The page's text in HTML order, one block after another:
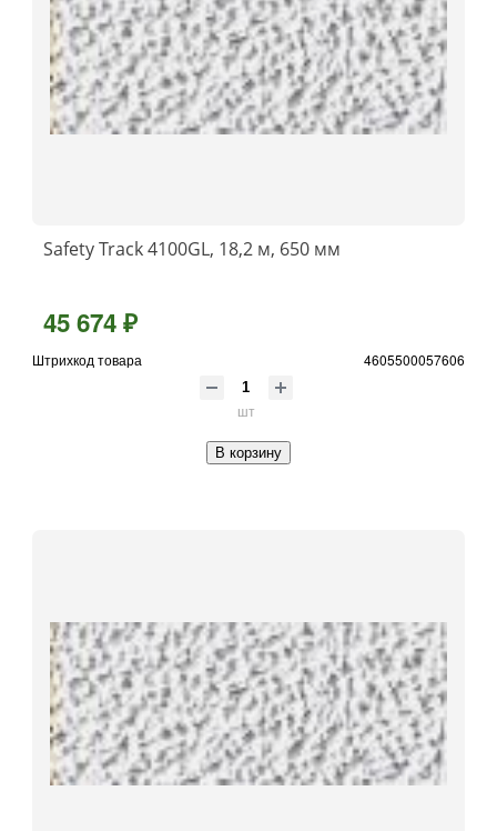
Safety Track 4100GL, 18,2 м, 650 мм
45 674 ₽
Штрихкод товара 4605500057606
шт
В корзину